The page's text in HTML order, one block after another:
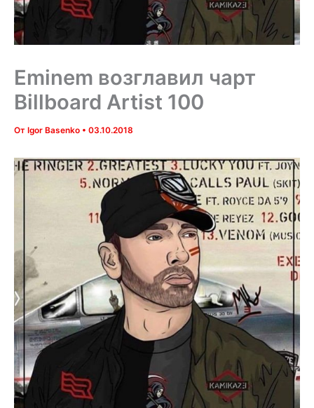
Eminem возглавил чарт
Billboard Artist 100
От Igor Basenko • 03.10.2018